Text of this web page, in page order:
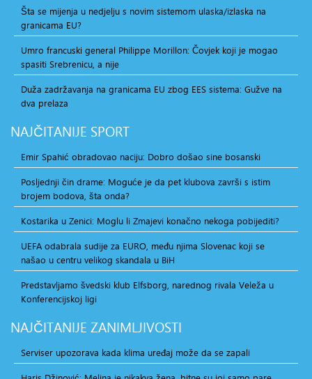
Šta se mijenja u nedjelju s novim sistemom ulaska/izlaska na
granicama EU?
Umro francuski general Philippe Morillon: Čovjek koji je mogao
spasiti Srebrenicu, a nije
Duža zadržavanja na granicama EU zbog EES sistema: Gužve na
dva prelaza
NAJČITANIJE SPORT
Emir Spahić obradovao naciju: Dobro došao sine bosanski
Posljednji čin drame: Moguće je da pet klubova završi s istim
brojem bodova, šta onda?
Kostarika u Zenici: Moglu li Zmajevi konačno nekoga pobijediti?
UEFA odabrala sudije za EURO, među njima Slovenac koji se
našao u centru velikog skandala u BiH
Predstavljamo švedski klub Elfsborg, narednog rivala Veleža u
Konferencijskoj ligi
NAJČITANIJE ZANIMLJIVOSTI
Serviser upozorava kada klima uređaj može da se zapali